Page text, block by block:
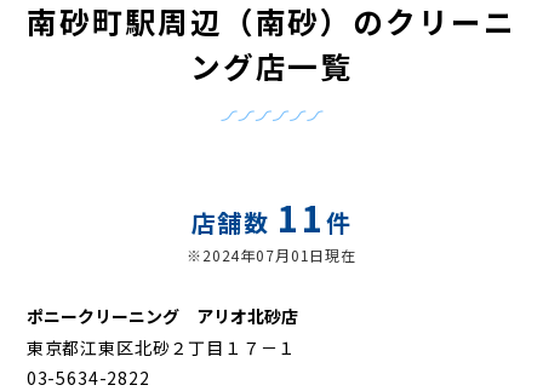
南砂町駅周辺（南砂）のクリーニ
ング店一覧
店舗数 11件
※2024年07月01日現在
ポニークリーニング アリオ北砂店
東京都江東区北砂２丁目１７－１
03-5634-2822